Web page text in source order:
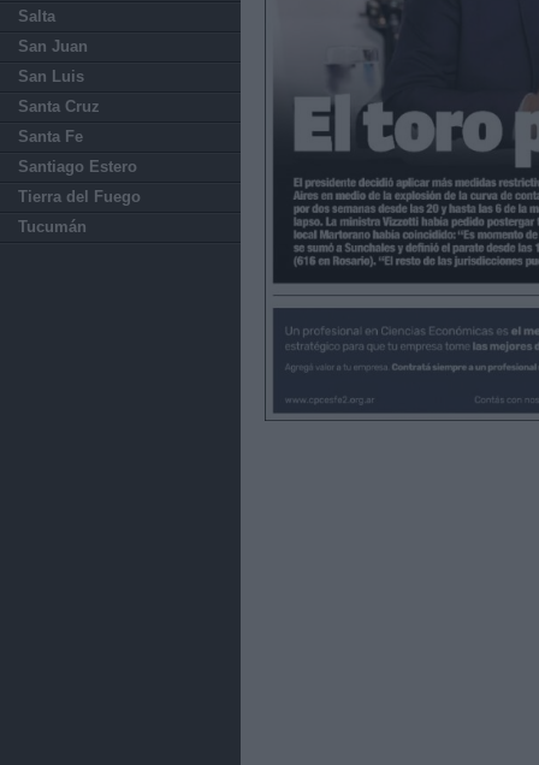
Salta
San Juan
San Luis
Santa Cruz
Santa Fe
Santiago Estero
Tierra del Fuego
Tucumán